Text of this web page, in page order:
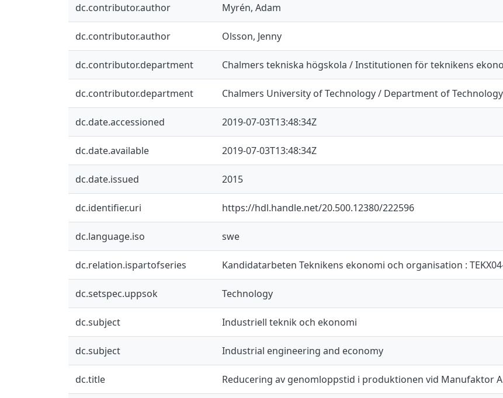
dc.contributor.author Myrén, Adam
dc.contributor.author Olsson, Jenny
dc.contributor.department Chalmers tekniska högskola / Institutionen för teknikens
dc.contributor.department Chalmers University of Technology / Department of
dc.date.accessioned 2019-07-03T13:48:34Z
dc.date.available 2019-07-03T13:48:34Z
dc.date.issued 2015
dc.identifier.uri https://hdl.handle.net/20.500.12380/222596
dc.language.iso swe
dc.relation.ispartofseries Kandidatarbeten Teknikens ekonomi och organisation :
dc.setspec.uppsok Technology
dc.subject Industriell teknik och ekonomi
dc.subject Industrial engineering and economy
dc.title Reducering av genomloppstid i produktionen vid Manufaktor